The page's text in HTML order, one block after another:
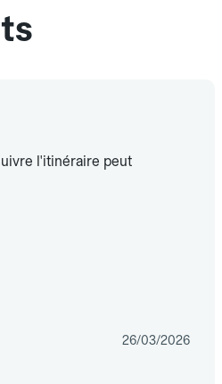
l'itinéraire peut
26/03/2026